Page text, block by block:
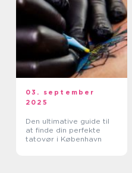
03. september
2025
Den ultimative guide til
at finde din perfekte
tatovør i København